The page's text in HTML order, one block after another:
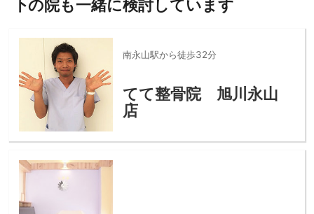
下の院も一緒に検討しています
南永山駅から徒歩32分
てて整骨院 旭川永山
店